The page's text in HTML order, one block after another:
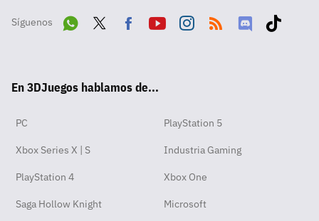
Síguenos
pp
ok
En 3DJuegos hablamos de...
PC PlayStation 5
Xbox Series X | S Industria Gaming
PlayStation 4 Xbox One
Saga Hollow Knight Microsoft